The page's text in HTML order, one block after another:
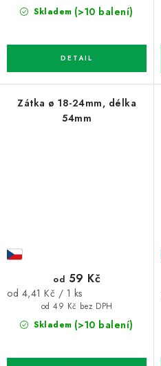
Skladem (>10 balení)
Zátka ø 18-24mm, délka
54mm
Skladem (>10 balení)
od 49 Kč bez DPH
od 59 Kč
Měrná
od 4,41 Kč / 1 ks